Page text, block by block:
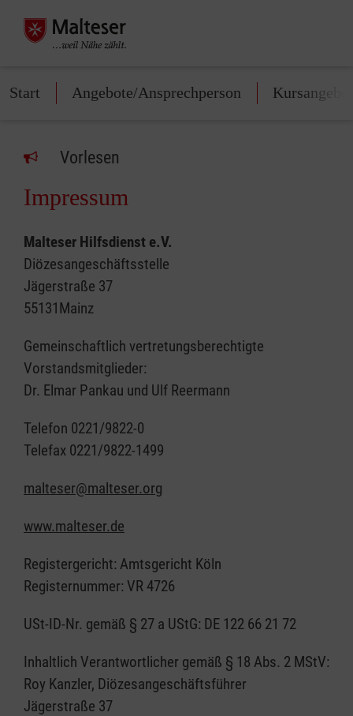
Start Angebote/Ansprechperson Kursangebot
Vorlesen
Impressum
Malteser Hilfsdienst e.V.
Diözesangeschäftsstelle
Jägerstraße 37
55131Mainz
Gemeinschaftlich vertretungsberechtigte
Vorstandsmitglieder:
Dr. Elmar Pankau und Ulf Reermann
Telefon 0221/9822-0
Telefax 0221/9822-1499
malteser@malteser.org
www.malteser.de
Registergericht: Amtsgericht Köln
Registernummer: VR 4726
USt-ID-Nr. gemäß § 27 a UStG: DE 122 66 21 72
Inhaltlich Verantwortlicher gemäß § 18 Abs. 2 MStV:
Roy Kanzler, Diözesangeschäftsführer
Jägerstraße 37